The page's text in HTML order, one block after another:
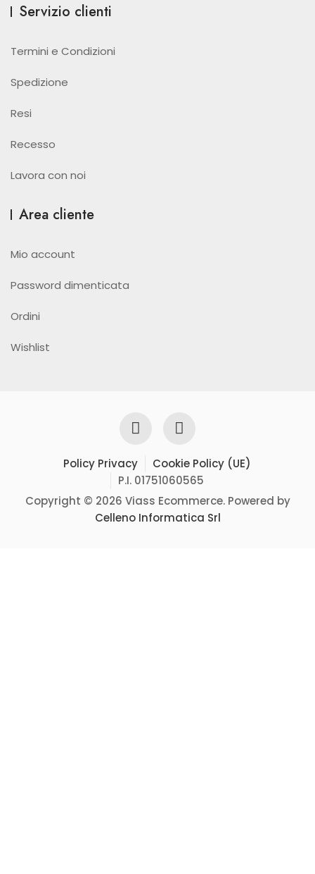
Servizio clienti
Termini e Condizioni
Spedizione
Resi
Recesso
Lavora con noi
Area cliente
Mio account
Password dimenticata
Ordini
Wishlist
Policy Privacy
Cookie Policy (UE)
P.I. 01751060565
Copyright © 2026 Viass Ecommerce. Powered by
Celleno Informatica Srl